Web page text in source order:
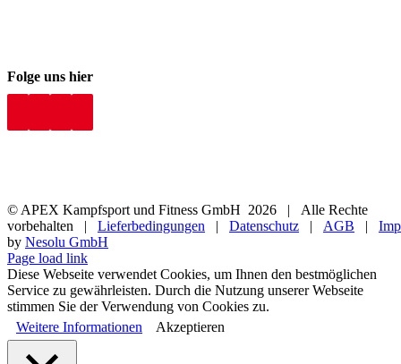
Folge uns hier
© APEX Kampfsport und Fitness GmbH 2026 | Alle Rechte
vorbehalten | Lieferbedingungen | Datenschutz | AGB |
by Nesolu GmbH
Page load link
Diese Webseite verwendet Cookies, um Ihnen den bestmöglichen
Service zu gewährleisten. Durch die Nutzung unserer Webseite
stimmen Sie der Verwendung von Cookies zu.
Weitere Informationen
Akzeptieren